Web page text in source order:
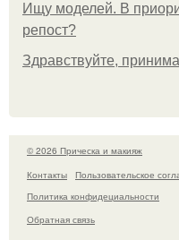
Ищу моделей. В
репост?
Здравствуйте,
© 2026 Прическа и макияж
Контакты
Пользовательское
Политика конфидециальности
Обратная связь